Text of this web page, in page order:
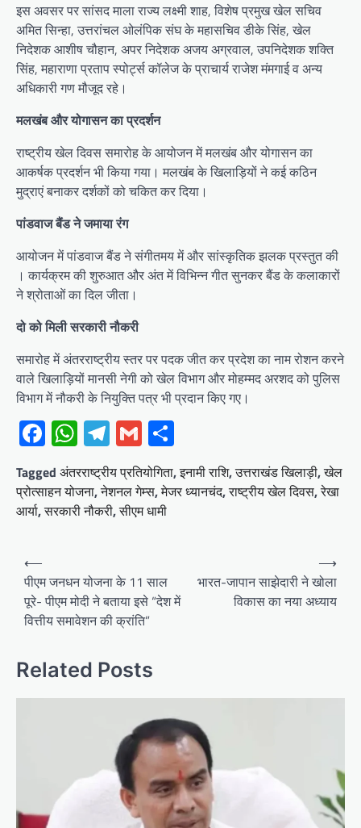
इस अवसर पर सांसद माला राज्य लक्ष्मी शाह, विशेष प्रमुख खेल सचिव
अमित सिन्हा, उत्तरांचल ओलंपिक संघ के महासचिव डीके सिंह, खेल
निदेशक आशीष चौहान, अपर निदेशक अजय अग्रवाल, उपनिदेशक शक्ति
सिंह, महाराणा प्रताप स्पोर्ट्स कॉलेज के प्राचार्य राजेश मंमगाई व अन्य
अधिकारी गण मौजूद रहे।
मलखंब और योगासन का प्रदर्शन
राष्ट्रीय खेल दिवस समारोह के आयोजन में मलखंब और योगासन का
आकर्षक प्रदर्शन भी किया गया। मलखंब के खिलाड़ियों ने कई कठिन
मुद्राएं बनाकर दर्शकों को चकित कर दिया।
पांडवाज बैंड ने जमाया रंग
आयोजन में पांडवाज बैंड ने संगीतमय में और सांस्कृतिक झलक प्रस्तुत की
। कार्यक्रम की शुरुआत और अंत में विभिन्न गीत सुनकर बैंड के कलाकारों
ने श्रोताओं का दिल जीता।
दो को मिली सरकारी नौकरी
समारोह में अंतरराष्ट्रीय स्तर पर पदक जीत कर प्रदेश का नाम रोशन करने
वाले खिलाड़ियों मानसी नेगी को खेल विभाग और मोहम्मद अरशद को पुलिस
विभाग में नौकरी के नियुक्ति पत्र भी प्रदान किए गए।
Facebook
WhatsApp
Telegram
Gmail
Tagged अंतरराष्ट्रीय प्रतियोगिता,इनामी राशि,उत्तराखंड खिलाड़ी,खेल
प्रोत्साहन योजना,नेशनल गेम्स,मेजर ध्यानचंद,राष्ट्रीय खेल दिवस,रेखा
आर्या,सरकारी नौकरी,सीएम धामी
Post
navigation
⟵
पीएम जनधन योजना के 11 साल
पूरे- पीएम मोदी ने बताया इसे “देश में
वित्तीय समावेशन की क्रांति”
भारत-जापान साझेदारी ने खोला
विकास का नया अध्याय
⟶
Related Posts